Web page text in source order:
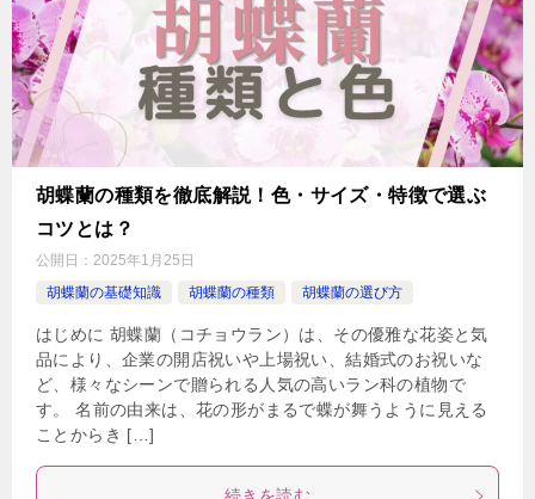
胡蝶蘭の種類を徹底解説！色・サイズ・特徴で選ぶ
コツとは？
公開日： 2025年1月25日
胡蝶蘭の基礎知識
胡蝶蘭の種類 胡蝶蘭の選び方
はじめに 胡蝶蘭（コチョウラン）は、その優雅な花姿と気
品により、企業の開店祝いや上場祝い、結婚式のお祝いな
ど、様々なシーンで贈られる人気の高いラン科の植物で
す。 名前の由来は、花の形がまるで蝶が舞うように見える
ことからき […]